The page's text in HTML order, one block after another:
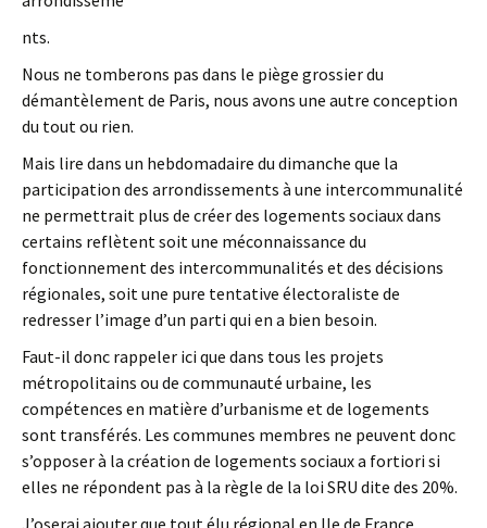
nts.
Nous ne tomberons pas dans le piège grossier du
démantèlement de Paris, nous avons une autre conception
du tout ou rien.
Mais lire dans un hebdomadaire du dimanche que la
participation des arrondissements à une intercommunalité
ne permettrait plus de créer des logements sociaux dans
certains reflètent soit une méconnaissance du
fonctionnement des intercommunalités et des décisions
régionales, soit une pure tentative électoraliste de
redresser l’image d’un parti qui en a bien besoin.
Faut-il donc rappeler ici que dans tous les projets
métropolitains ou de communauté urbaine, les
compétences en matière d’urbanisme et de logements
sont transférés. Les communes membres ne peuvent donc
s’opposer à la création de logements sociaux a fortiori si
elles ne répondent pas à la règle de la loi SRU dite des 20%.
J’oserai ajouter que tout élu régional en Ile de France